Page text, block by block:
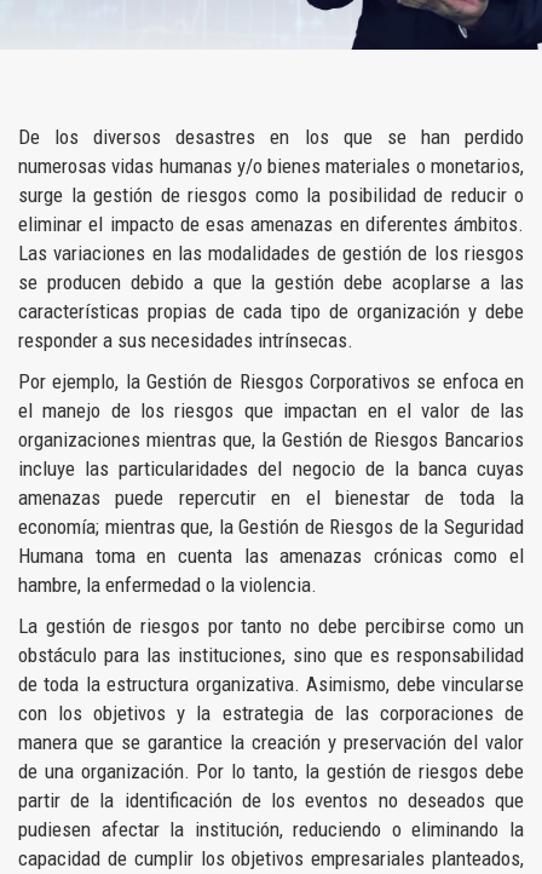
De los diversos desastres en los que se han perdido
numerosas vidas humanas y/o bienes materiales o monetarios,
surge la gestión de riesgos como la posibilidad de reducir o
eliminar el impacto de esas amenazas en diferentes ámbitos.
Las variaciones en las modalidades de gestión de los riesgos
se producen debido a que la gestión debe acoplarse a las
características propias de cada tipo de organización y debe
responder a sus necesidades intrínsecas.
Por ejemplo, la Gestión de Riesgos Corporativos se enfoca en
el manejo de los riesgos que impactan en el valor de las
organizaciones mientras que, la Gestión de Riesgos Bancarios
incluye las particularidades del negocio de la banca cuyas
amenazas puede repercutir en el bienestar de toda la
economía; mientras que, la Gestión de Riesgos de la Seguridad
Humana toma en cuenta las amenazas crónicas como el
hambre, la enfermedad o la violencia.
La gestión de riesgos por tanto no debe percibirse como un
obstáculo para las instituciones, sino que es responsabilidad
de toda la estructura organizativa. Asimismo, debe vincularse
con los objetivos y la estrategia de las corporaciones de
manera que se garantice la creación y preservación del valor
de una organización. Por lo tanto, la gestión de riesgos debe
partir de la identificación de los eventos no deseados que
pudiesen afectar la institución, reduciendo o eliminando la
capacidad de cumplir los objetivos empresariales planteados,